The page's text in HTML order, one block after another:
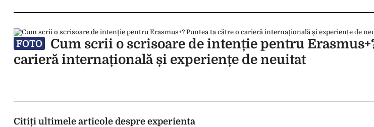
FOTO
Cum scrii o scrisoare de intenție pentru
carieră internațională și experiențe de neuitat
Citiți ultimele articole despre experienta